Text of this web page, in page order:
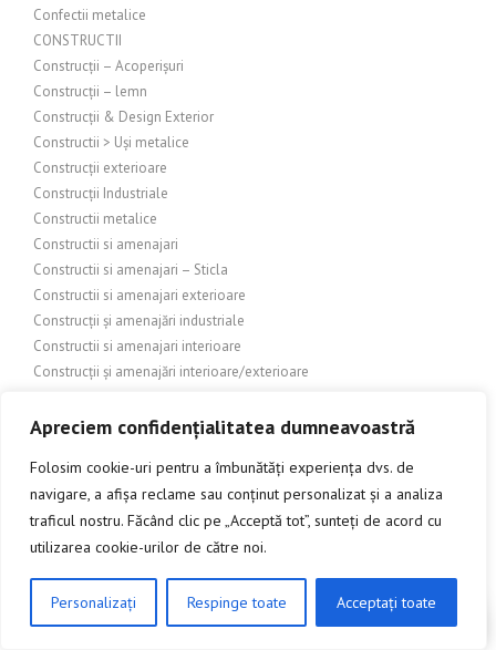
Apreciem confidențialitatea dumneavoastră
Folosim cookie-uri pentru a îmbunătăți experiența dvs. de
navigare, a afișa reclame sau conținut personalizat și a analiza
traficul nostru. Făcând clic pe „Acceptă tot”, sunteți de acord cu
utilizarea cookie-urilor de către noi.
Personalizați Respinge toate Acceptați toate
Confectii metalice
CONSTRUCTII
Construcții – Acoperișuri
Construcții – lemn
Construcții & Design Exterior
Constructii > Uși metalice
Construcții exterioare
Construcții Industriale
Constructii metalice
Constructii si amenajari
Constructii si amenajari – Sticla
Constructii si amenajari exterioare
Construcții și amenajări industriale
Constructii si amenajari interioare
Construcții și amenajări interioare/exterioare
Constructii și bricolaj
Construcții și design interior
Constructii si finisaje
Construcții și Grădinărit
CONSTRUCȚII ȘI ÎMBUNĂTĂȚIRI ADUSE LOCUINȚEI
CONSTRUCȚII ȘI ÎMBUNĂTĂȚIRI DOMESTICE
Construcții și Imobiliare
Construcții și industrie
CLICK AICI PENTRU A DISCUTA